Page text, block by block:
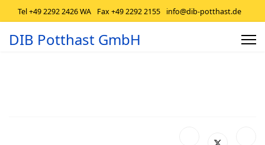
Tel +49 2292 2426 WA Fax +49 2292 2155 info@dib-potthast.de
DIB Potthast GmbH